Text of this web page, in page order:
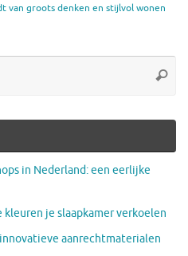
van groots denken en stijlvol wonen
in Nederland: een eerlijke
je slaapkamer verkoelen
aanrechtmaterialen